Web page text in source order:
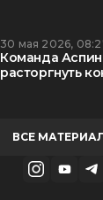
30 мая 2026,
Команда
расторгнуть
ВСЕ